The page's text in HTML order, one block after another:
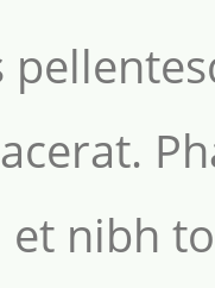
nibh